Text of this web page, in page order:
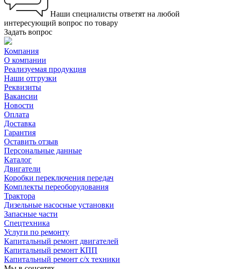
Наши специалисты ответят на любой
интересующий вопрос по товару
Задать вопрос
Компания
О компании
Реализуемая продукция
Наши отгрузки
Реквизиты
Вакансии
Новости
Оплата
Доставка
Гарантия
Оставить отзыв
Персональные данные
Каталог
Двигатели
Коробки переключения передач
Комплекты переоборудования
Трактора
Дизельные насосные установки
Запасные части
Спецтехника
Услуги по ремонту
Капитальный ремонт двигателей
Капитальный ремонт КПП
Капитальный ремонт с/х техники